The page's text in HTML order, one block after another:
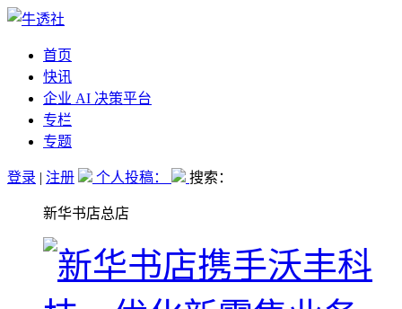
首页
快讯
企业 AI 决策平台
专栏
专题
登录 | 注册 个人投稿： 搜索：
新华书店总店